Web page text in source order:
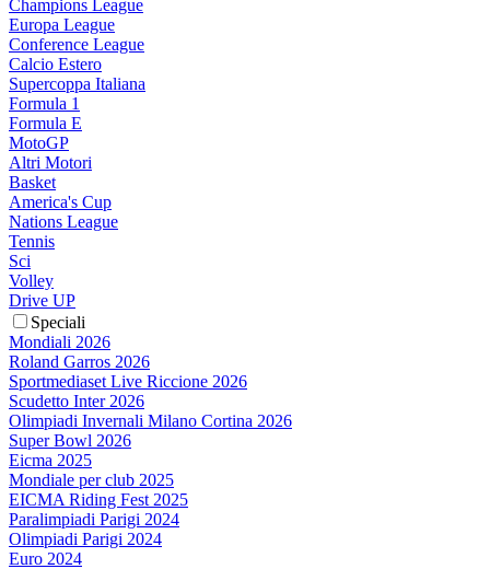
Champions League
Europa League
Conference League
Calcio Estero
Supercoppa Italiana
Formula 1
Formula E
MotoGP
Altri Motori
Basket
America's Cup
Nations League
Tennis
Sci
Volley
Drive UP
Speciali
Mondiali 2026
Roland Garros 2026
Sportmediaset Live Riccione 2026
Scudetto Inter 2026
Olimpiadi Invernali Milano Cortina 2026
Super Bowl 2026
Eicma 2025
Mondiale per club 2025
EICMA Riding Fest 2025
Paralimpiadi Parigi 2024
Olimpiadi Parigi 2024
Euro 2024